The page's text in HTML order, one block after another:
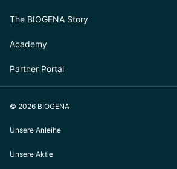
The BIOGENA Story
Academy
Partner Portal
© 2026 BIOGENA
Unsere Anleihe
Unsere Aktie